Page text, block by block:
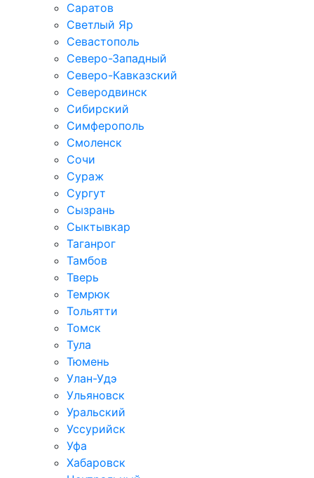
Саратов
Светлый Яр
Севастополь
Северо-Западный
Северо-Кавказcкий
Северодвинск
Сибирский
Симферополь
Смоленск
Сочи
Сураж
Сургут
Сызрань
Сыктывкар
Таганрог
Тамбов
Тверь
Темрюк
Тольятти
Томск
Тула
Тюмень
Улан-Удэ
Ульяновск
Уральский
Уссурийск
Уфа
Хабаровск